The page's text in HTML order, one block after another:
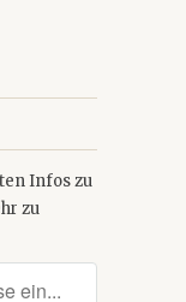
Infos zu
zu